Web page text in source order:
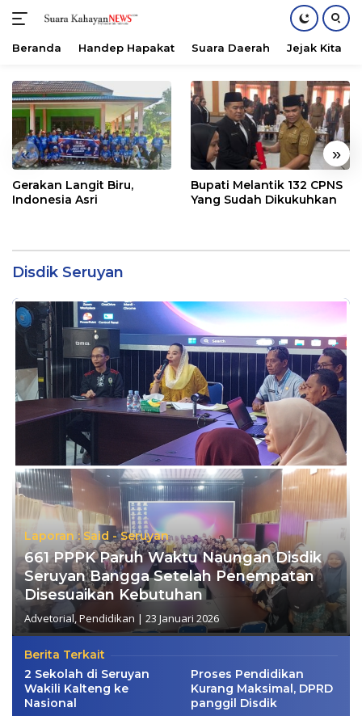
konten
Beranda Handep Hapakat Suara Daerah Jejak Kita
« »
Gerakan Langit Biru,
Indonesia Asri
Bupati Melantik 132 CPNS
Yang Sudah Dikukuhkan
Disdik Seruyan
Laporan : Said - Seruyan
661 PPPK Paruh Waktu Naungan Disdik
Seruyan Bangga Setelah Penempatan
Disesuaikan Kebutuhan
Advetorial,Pendidikan | 23 Januari 2026
Berita Terkait
2 Sekolah di Seruyan
Wakili Kalteng ke
Nasional
Proses Pendidikan
Kurang Maksimal, DPRD
panggil Disdik